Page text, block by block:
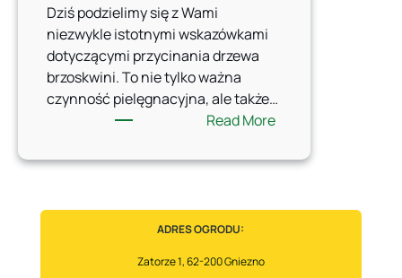
Dziś podzielimy się z Wami
niezwykle istotnymi wskazówkami
dotyczącymi przycinania drzewa
brzoskwini. To nie tylko ważna
czynność pielęgnacyjna, ale także…
Read More:
Drzewa
–
ADRES OGRODU:
Zatorze 1, 62-200 Gniezno